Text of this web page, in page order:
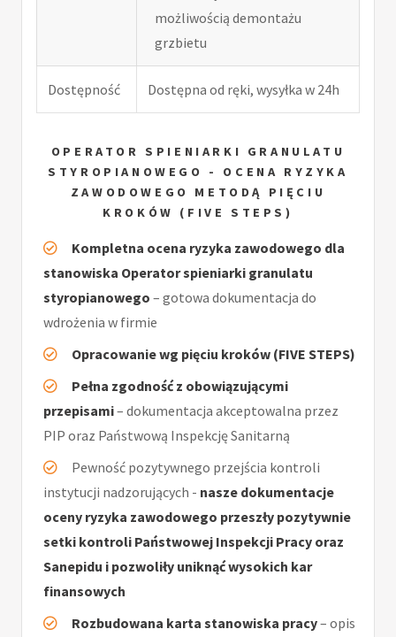
możliwością demontażu
grzbietu
Dostępność Dostępna od ręki, wysyłka w 24h
OPERATOR SPIENIARKI GRANULATU
STYROPIANOWEGO - OCENA RYZYKA
ZAWODOWEGO METODĄ PIĘCIU
KROKÓW (FIVE STEPS)
Kompletna ocena ryzyka zawodowego dla
stanowiska Operator spieniarki granulatu
styropianowego – gotowa dokumentacja do
wdrożenia w firmie
Opracowanie wg pięciu kroków (FIVE STEPS)
Pełna zgodność z obowiązującymi
przepisami– dokumentacja akceptowalna przez
PIP oraz Państwową Inspekcję Sanitarną
Pewność pozytywnego przejścia kontroli
instytucji nadzorujących - nasze dokumentacje
oceny ryzyka zawodowego przeszły pozytywnie
setki kontroli Państwowej Inspekcji Pracy oraz
Sanepidu i pozwoliły uniknąć wysokich kar
finansowych
Rozbudowana karta stanowiska pracy– opis